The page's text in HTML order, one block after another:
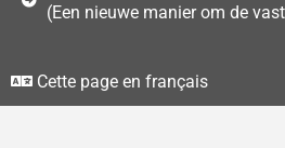
(Een nieuwe manier om de
Cette page en français